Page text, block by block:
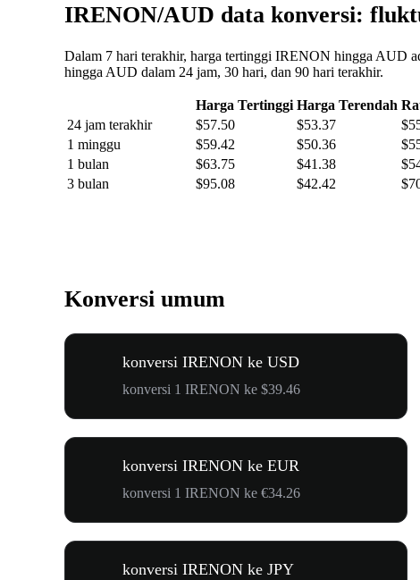
IRENON/AUD data konversi:
Dalam 7 hari terakhir, harga tertinggi IRENON hingga AUD
hingga AUD dalam 24 jam, 30 hari, dan 90 hari terakhir.
Harga Tertinggi Harga Terendah
24 jam terakhir
$57.50 $53.37
1 minggu
$59.42 $50.36
1 bulan
$63.75 $41.38
3 bulan
$95.08 $42.42
Konversi umum
konversi IRENON ke USD
konversi 1 IRENON ke $39.46
konversi IRENON ke EUR
konversi 1 IRENON ke €34.26
konversi IRENON ke JPY